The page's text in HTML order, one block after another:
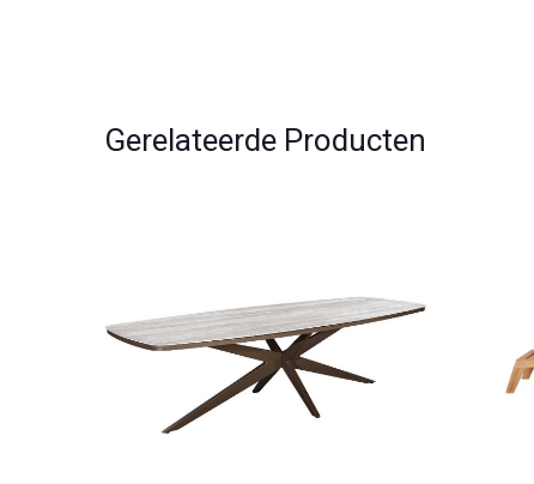
Gerelateerde Producten